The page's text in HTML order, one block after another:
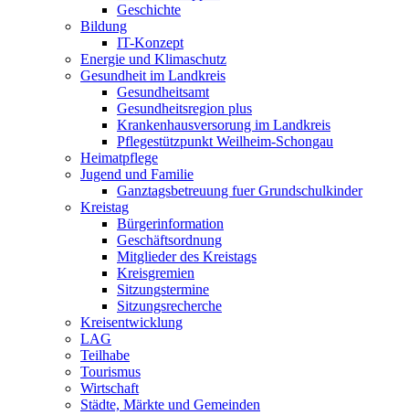
Geschichte
Bildung
IT-Konzept
Energie und Klimaschutz
Gesundheit im Landkreis
Gesundheitsamt
Gesundheitsregion plus
Krankenhausversorung im Landkreis
Pflegestützpunkt Weilheim-Schongau
Heimatpflege
Jugend und Familie
Ganztagsbetreuung fuer Grundschulkinder
Kreistag
Bürgerinformation
Geschäftsordnung
Mitglieder des Kreistags
Kreisgremien
Sitzungstermine
Sitzungsrecherche
Kreisentwicklung
LAG
Teilhabe
Tourismus
Wirtschaft
Städte, Märkte und Gemeinden